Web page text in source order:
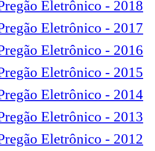
Eletrônico - 2018
Eletrônico - 2017
Eletrônico - 2016
Eletrônico - 2015
Eletrônico - 2014
Eletrônico - 2013
Eletrônico - 2012